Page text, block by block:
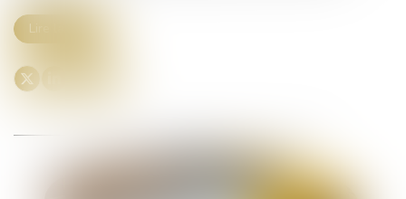
Lire la suite